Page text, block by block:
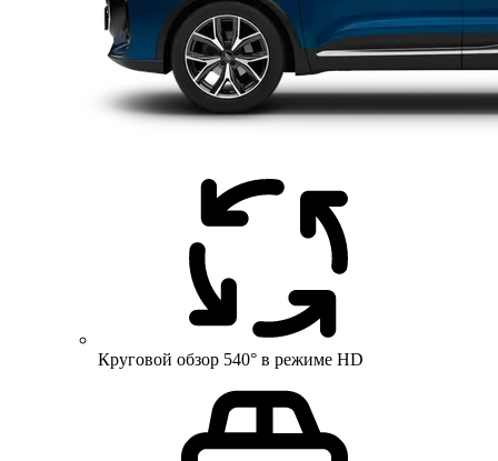
Круговой обзор 540° в режиме HD